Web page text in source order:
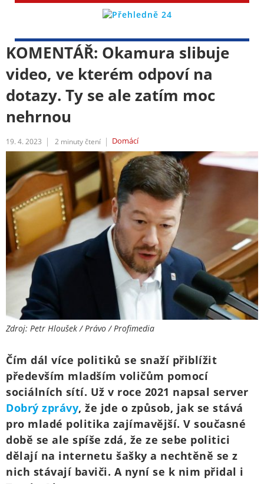
KOMENTÁŘ: Okamura slibuje
video, ve kterém odpoví na
dotazy. Ty se ale zatím moc
nehrnou
19. 4. 2023 2 minuty čtení Domácí
Zdroj: Petr Hloušek / Právo / Profimedia
Čím dál více politiků se snaží přiblížit
především mladším voličům pomocí
sociálních sítí. Už v roce 2021 napsal server
Dobrý zprávy, že jde o způsob, jak se stává
pro mladé politika zajímavější. V současné
době se ale spíše zdá, že ze sebe politici
dělají na internetu šašky a nechtěně se z
nich stávají baviči. A nyní se k nim přidal i